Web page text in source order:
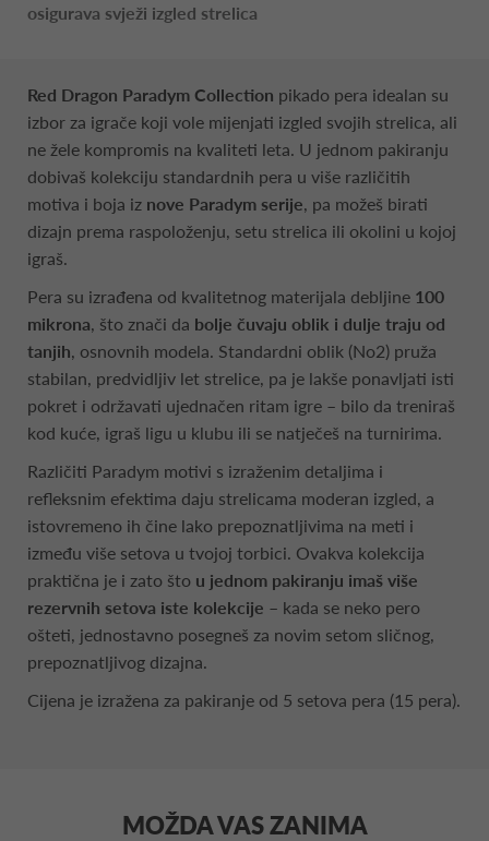
osigurava svježi izgled strelica
Red Dragon Paradym Collection pikado pera idealan su
izbor za igrače koji vole mijenjati izgled svojih strelica, ali
ne žele kompromis na kvaliteti leta. U jednom pakiranju
dobivaš kolekciju standardnih pera u više različitih
motiva i boja iz nove Paradym serije, pa možeš birati
dizajn prema raspoloženju, setu strelica ili okolini u kojoj
igraš.
Pera su izrađena od kvalitetnog materijala debljine 100
mikrona, što znači da bolje čuvaju oblik i dulje traju od
tanjih, osnovnih modela. Standardni oblik (No2) pruža
stabilan, predvidljiv let strelice, pa je lakše ponavljati isti
pokret i održavati ujednačen ritam igre – bilo da treniraš
kod kuće, igraš ligu u klubu ili se natječeš na turnirima.
Različiti Paradym motivi s izraženim detaljima i
refleksnim efektima daju strelicama moderan izgled, a
istovremeno ih čine lako prepoznatljivima na meti i
između više setova u tvojoj torbici. Ovakva kolekcija
praktična je i zato što u jednom pakiranju imaš više
rezervnih setova iste kolekcije – kada se neko pero
ošteti, jednostavno posegneš za novim setom sličnog,
prepoznatljivog dizajna.
Cijena je izražena za pakiranje od 5 setova pera (15 pera).
MOŽDA VAS ZANIMA